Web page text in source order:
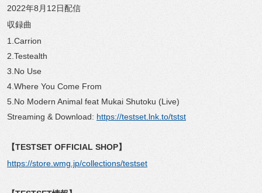
2022年8月12日配信
収録曲
1.Carrion
2.Testealth
3.No Use
4.Where You Come From
5.No Modern Animal feat Mukai Shutoku (Live)
Streaming & Download: https://testset.lnk.to/tstst
【TESTSET OFFICIAL SHOP】
https://store.wmg.jp/collections/testset